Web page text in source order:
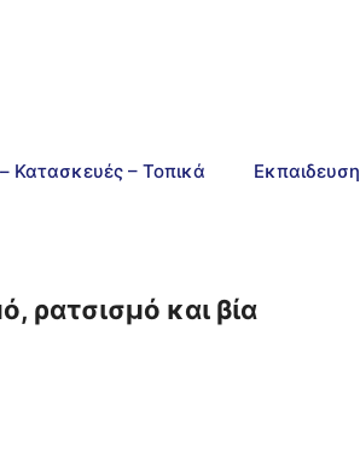
Κατασκευές – Τοπικά Εκπαιδευση
ρατσισμό και βία